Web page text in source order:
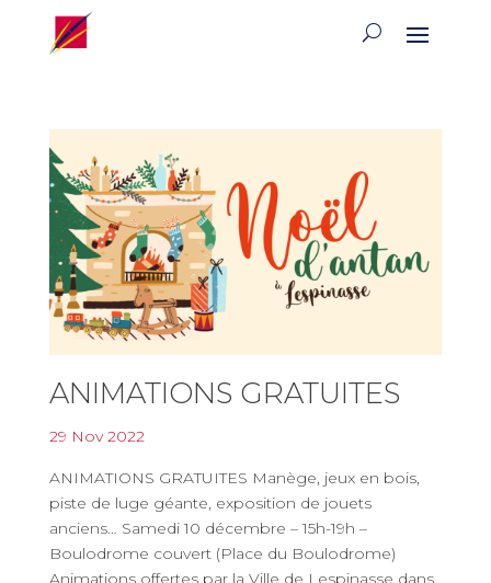
ANIMATIONS GRATUITES
29 Nov 2022
ANIMATIONS GRATUITES Manège, jeux en bois,
piste de luge géante, exposition de jouets
anciens… Samedi 10 décembre – 15h-19h –
Boulodrome couvert (Place du Boulodrome)
Animations offertes par la Ville de Lespinasse dans